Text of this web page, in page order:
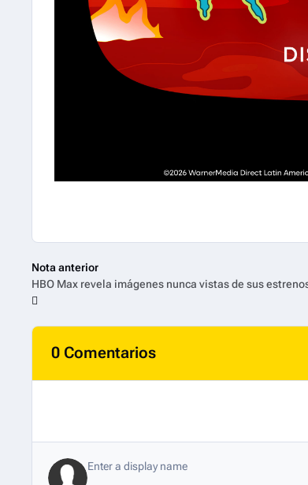
Nota anterior
0 Comentarios